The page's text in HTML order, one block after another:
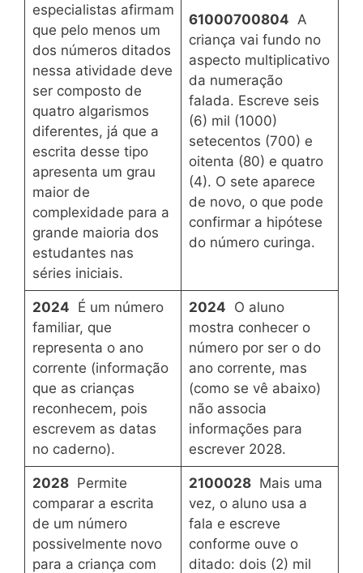
especialistas afirmam
que pelo menos um
dos números ditados
nessa atividade deve
ser composto de
quatro algarismos
diferentes, já que a
escrita desse tipo
apresenta um grau
maior de
complexidade para a
grande maioria dos
estudantes nas
séries iniciais.
61000700804 A
criança vai fundo no
aspecto multiplicativo
da numeração
falada. Escreve seis
(6) mil (1000)
setecentos (700) e
oitenta (80) e quatro
(4). O sete aparece
de novo, o que pode
confirmar a hipótese
do número curinga.
2024 É um número
familiar, que
representa o ano
corrente (informação
que as crianças
reconhecem, pois
escrevem as datas
no caderno).
2024 O aluno
mostra conhecer o
número por ser o do
ano corrente, mas
(como se vê abaixo)
não associa
informações para
escrever 2028.
2028Permite
comparar a escrita
de um número
possivelmente novo
para a criança com
2100028Mais uma
vez, o aluno usa a
fala e escreve
conforme ouve o
ditado: dois (2) mil